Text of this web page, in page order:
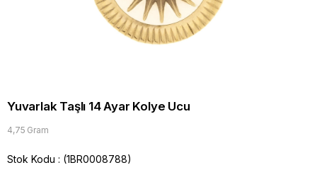
Yuvarlak Taşlı 14 Ayar Kolye Ucu
4,75 Gram
Stok Kodu (1BR0008788)